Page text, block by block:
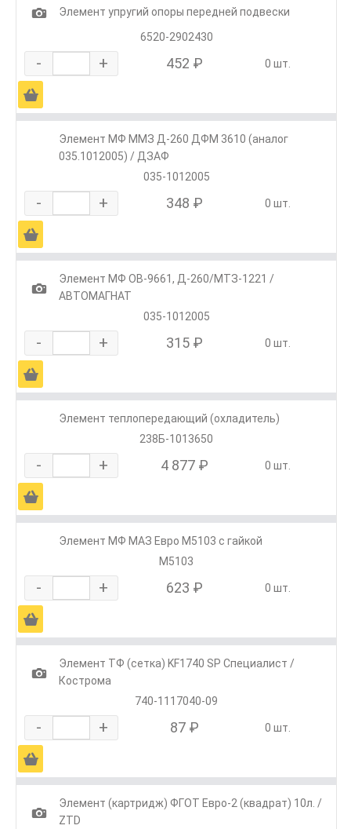
1
Элемент упругий опоры передней подвески
6520-2902430
- + 452 ₽ 0 шт.
Ä
Элемент МФ ММЗ Д-260 ДФМ 3610 (аналог
035.1012005) / ДЗАФ
035-1012005
- + 348 ₽ 0 шт.
Ä
1
Элемент МФ OB-9661, Д-260/МТЗ-1221 /
АВТОМАГНАТ
035-1012005
- + 315 ₽ 0 шт.
Ä
Элемент теплопередающий (охладитель)
238Б-1013650
- + 4 877 ₽ 0 шт.
Ä
Элемент МФ МАЗ Евро М5103 с гайкой
М5103
- + 623 ₽ 0 шт.
Ä
1
Элемент ТФ (сетка) KF1740 SP Специалист /
Кострома
740-1117040-09
- + 87 ₽ 0 шт.
Ä
1
Элемент (картридж) ФГОТ Евро-2 (квадрат) 10л. /
ZTD